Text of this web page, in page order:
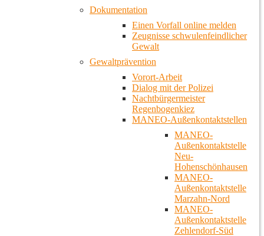
Dokumentation
Einen Vorfall online melden
Zeugnisse schwulenfeindlicher
Gewalt
Gewaltprävention
Vorort-Arbeit
Dialog mit der Polizei
Nachtbürgermeister
Regenbogenkiez
MANEO-Außenkontaktstellen
MANEO-
Außenkontaktstelle
Neu-
Hohenschönhausen
MANEO-
Außenkontaktstelle
Marzahn-Nord
MANEO-
Außenkontaktstelle
Zehlendorf-Süd